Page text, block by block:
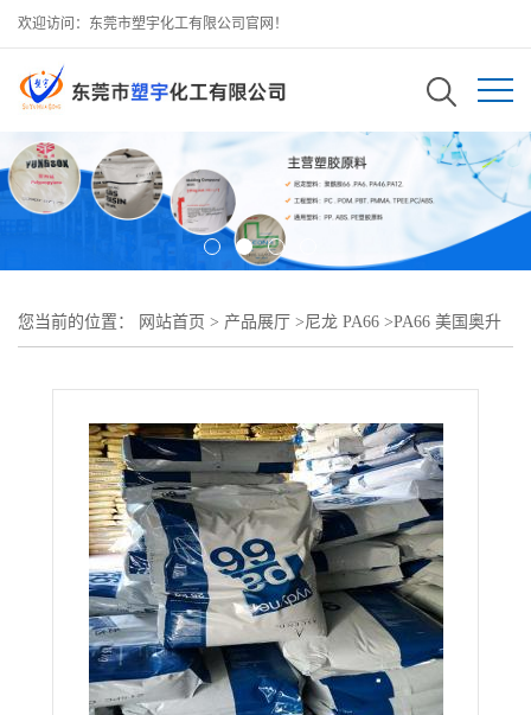
欢迎访问：东莞市塑宇化工有限公司官网！
您当前的位置： 网站首页 > 产品展厅 >尼龙 PA66 >PA66 美国奥升